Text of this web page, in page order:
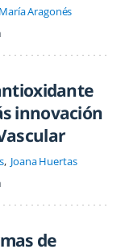
María Aragonés
innovación
Joana Huertas
de